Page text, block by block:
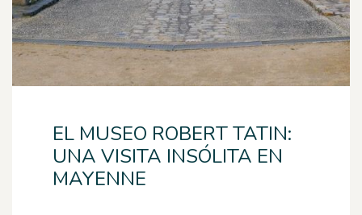
EL MUSEO ROBERT TATIN:
UNA VISITA INSÓLITA EN
MAYENNE